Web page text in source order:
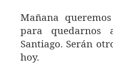
Mañana
para
Santiago. Serán
hoy.